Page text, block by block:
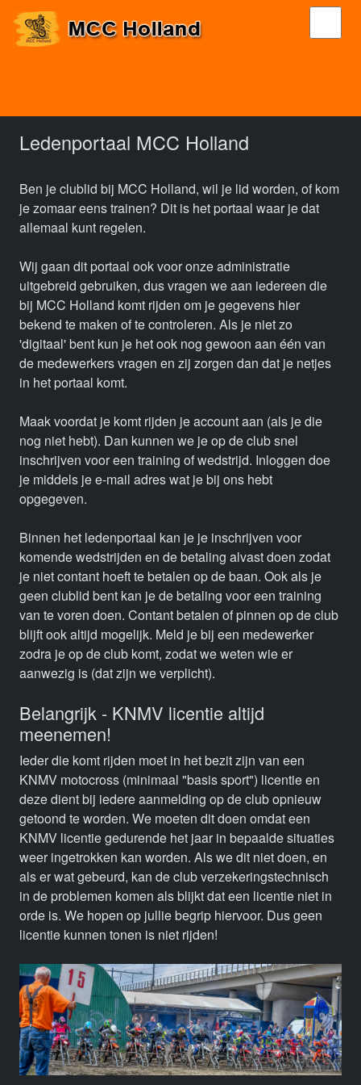
Ledenportaal MCC Holland
Ben je clublid bij MCC Holland, wil je lid worden, of kom
je zomaar eens trainen? Dit is het portaal waar je dat
allemaal kunt regelen.
Wij gaan dit portaal ook voor onze administratie
uitgebreid gebruiken, dus vragen we aan iedereen die
bij MCC Holland komt rijden om je gegevens hier
bekend te maken of te controleren. Als je niet zo
'digitaal' bent kun je het ook nog gewoon aan één van
de medewerkers vragen en zij zorgen dan dat je netjes
in het portaal komt.
Maak voordat je komt rijden je account aan (als je die
nog niet hebt). Dan kunnen we je op de club snel
inschrijven voor een training of wedstrijd. Inloggen doe
je middels je e-mail adres wat je bij ons hebt
opgegeven.
Binnen het ledenportaal kan je je inschrijven voor
komende wedstrijden en de betaling alvast doen zodat
je niet contant hoeft te betalen op de baan. Ook als je
geen clublid bent kan je de betaling voor een training
van te voren doen. Contant betalen of pinnen op de club
blijft ook altijd mogelijk. Meld je bij een medewerker
zodra je op de club komt, zodat we weten wie er
aanwezig is (dat zijn we verplicht).
Belangrijk - KNMV licentie altijd
meenemen!
Ieder die komt rijden moet in het bezit zijn van een
KNMV motocross (minimaal "basis sport") licentie en
deze dient bij iedere aanmelding op de club opnieuw
getoond te worden. We moeten dit doen omdat een
KNMV licentie gedurende het jaar in bepaalde situaties
weer ingetrokken kan worden. Als we dit niet doen, en
als er wat gebeurd, kan de club verzekeringstechnisch
in de problemen komen als blijkt dat een licentie niet in
orde is. We hopen op jullie begrip hiervoor. Dus geen
licentie kunnen tonen is niet rijden!